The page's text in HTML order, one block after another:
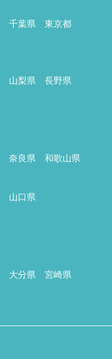
千葉県
東京都
山梨県 長野県
奈良県 和歌山県
山口県
大分県
宮崎県